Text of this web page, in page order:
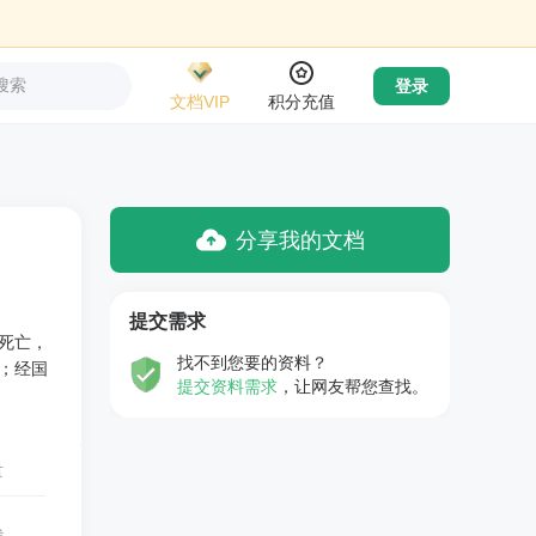
索
文档VIP
积分充值
登录
亡，
经国
分享我的文档
提交需求
找不到您要的资料？
提交资料需求 ，让网友帮您查找。